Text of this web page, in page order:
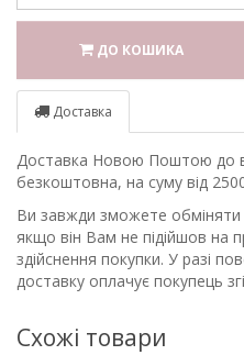
ДО КОШИКА
Доставка
Доставка Новою Поштою до
безкоштовна, на суму від
Ви завжди зможете
якщо він Вам не підійшов на
здійснення покупки. У разі
доставку оплачує покупець
Схожі товари